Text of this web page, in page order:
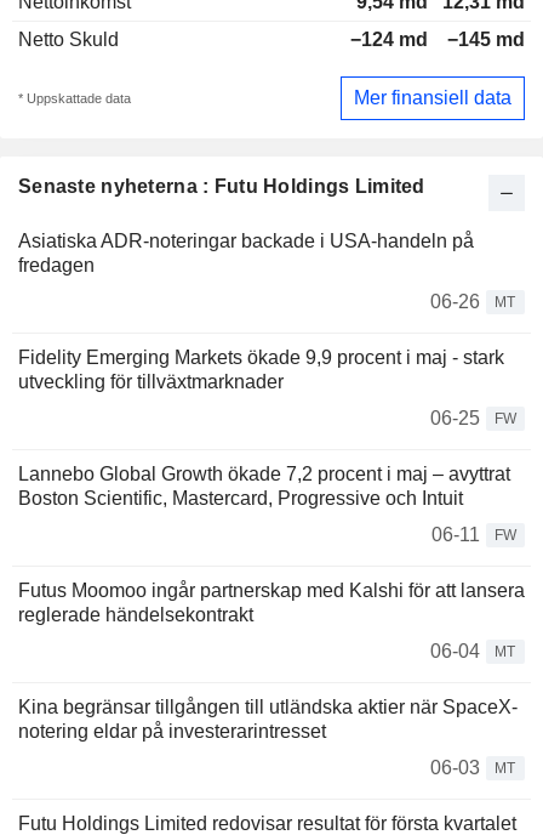
Senaste nyheterna : Futu Holdings Limited
Asiatiska ADR-noteringar backade i USA-handeln på
fredagen
06-26
MT
Fidelity Emerging Markets ökade 9,9 procent i maj - stark
utveckling för tillväxtmarknader
06-25
FW
Lannebo Global Growth ökade 7,2 procent i maj – avyttrat
Boston Scientific, Mastercard, Progressive och Intuit
06-11
FW
Futus Moomoo ingår partnerskap med Kalshi för att lansera
reglerade händelsekontrakt
06-04
MT
Kina begränsar tillgången till utländska aktier när SpaceX-
notering eldar på investerarintresset
06-03
MT
Futu Holdings Limited redovisar resultat för första kvartalet
Netto Skuld
−124 md −145 md
* Uppskattade data Mer finansiell data